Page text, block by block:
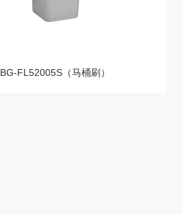
BG-FL52005S（马桶刷）